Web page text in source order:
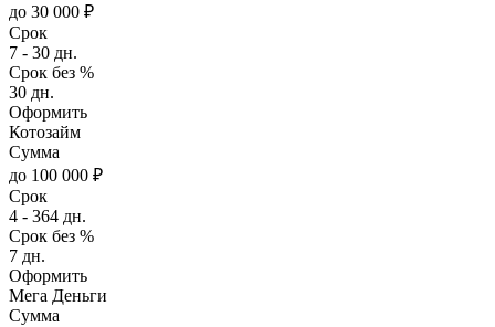
до 30 000 ₽
Срок
7 - 30 дн.
Срок без %
30 дн.
Оформить
Котозайм
Сумма
до 100 000 ₽
Срок
4 - 364 дн.
Срок без %
7 дн.
Оформить
Мега Деньги
Сумма